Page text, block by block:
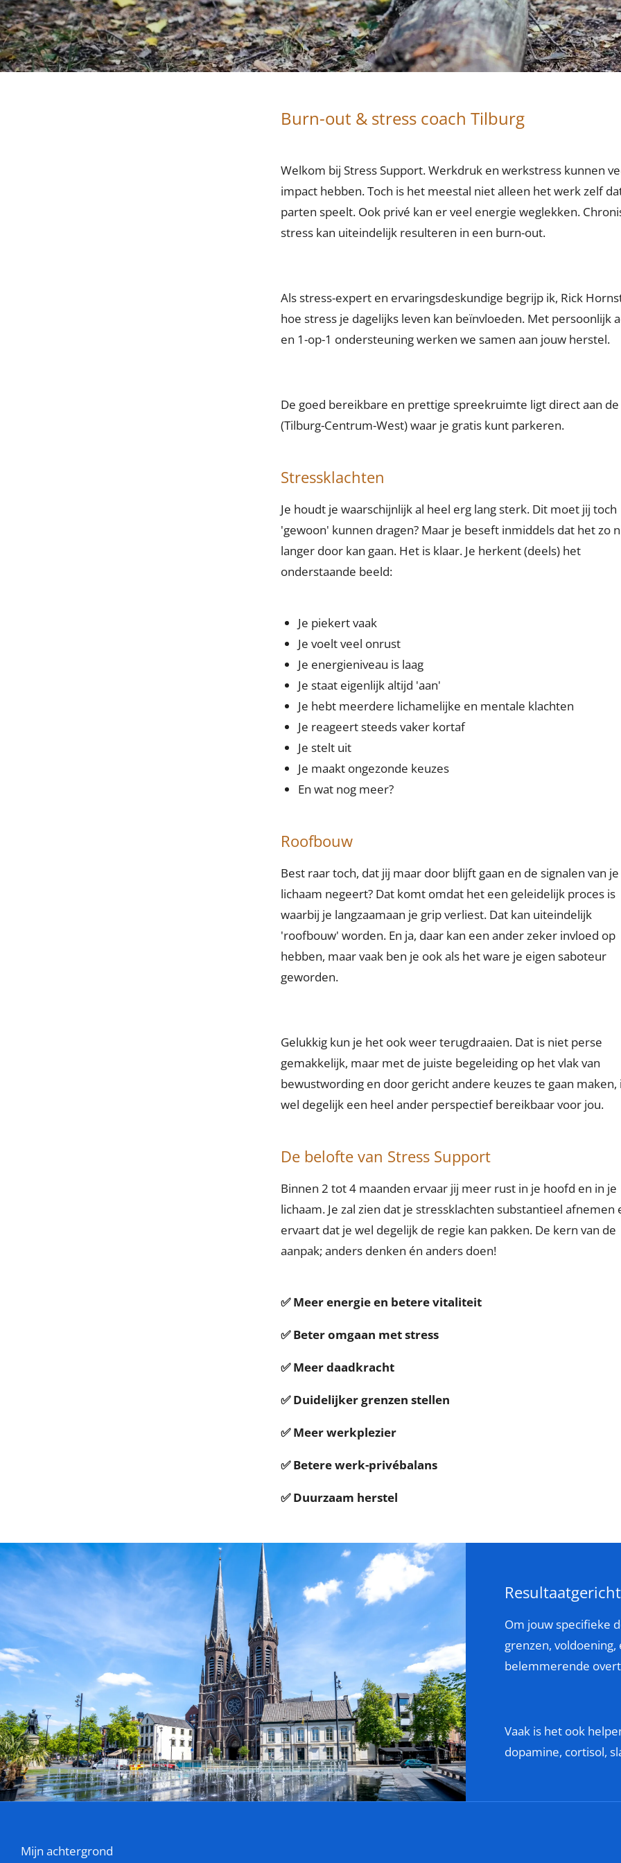
Burn-out & stress coach Tilburg
Welkom bij Stress Support. Werkdruk en werkstress kunnen
impact hebben. Toch is het meestal niet alleen het werk zelf
parten speelt. Ook privé kan er veel energie weglekken.
stress kan uiteindelijk resulteren in een burn-out.
Als stress-expert en ervaringsdeskundige begrijp ik, Rick
hoe stress je dagelijks leven kan beïnvloeden. Met persoonlijk
en 1-op-1 ondersteuning werken we samen aan jouw herstel.
De goed bereikbare en prettige spreekruimte ligt direct aan de
(Tilburg-Centrum-West) waar je gratis kunt parkeren.
Stressklachten
Je houdt je waarschijnlijk al heel erg lang sterk. Dit moet jij toch
'gewoon' kunnen dragen? Maar je beseft inmiddels dat het zo
langer door kan gaan. Het is klaar. Je herkent (deels) het
onderstaande beeld:
Je piekert vaak
Je voelt veel onrust
Je energieniveau is laag
Je staat eigenlijk altijd 'aan'
Je hebt meerdere lichamelijke en mentale klachten
Je reageert steeds vaker kortaf
Je stelt uit
Je maakt ongezonde keuzes
En wat nog meer?
Roofbouw
Best raar toch, dat jij maar door blijft gaan en de signalen van je
lichaam negeert? Dat komt omdat het een geleidelijk proces is
waarbij je langzaamaan je grip verliest. Dat kan uiteindelijk
'roofbouw' worden. En ja, daar kan een ander zeker invloed op
hebben, maar vaak ben je ook als het ware je eigen saboteur
geworden.
Gelukkig kun je het ook weer terugdraaien. Dat is niet perse
gemakkelijk, maar met de juiste begeleiding op het vlak van
bewustwording en door gericht andere keuzes te gaan maken,
wel degelijk een heel ander perspectief bereikbaar voor jou.
De belofte van Stress Support
Binnen 2 tot 4 maanden ervaar jij meer rust in je hoofd en in je
lichaam. Je zal zien dat je stressklachten substantieel afnemen
ervaart dat je wel degelijk de regie kan pakken. De kern van de
aanpak; anders denken én anders doen!
✅ Meer energie en betere vitaliteit
✅ Beter omgaan met stress
✅ Meer daadkracht
✅ Duidelijker grenzen stellen
✅ Meer werkplezier
✅ Betere werk-privébalans
✅ Duurzaam herstel
Om jouw specifieke
grenzen,
belemmerende
Vaak is het ook
dopamine, cortisol,
Mijn achtergrond